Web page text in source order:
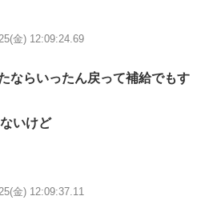
金) 12:09:24.69
ならいったん戻って補給でもす
いけど
金) 12:09:37.11